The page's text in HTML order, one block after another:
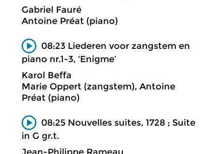
Gabriel Fauré
Antoine Préat (piano)
08:23 Liederen voor zangstem en
piano nr.1-3, ‘Enigme’
Karol Beffa
Marie Oppert (zangstem), Antoine
Préat (piano)
08:25 Nouvelles suites, 1728 ; Suite
in G gr.t.